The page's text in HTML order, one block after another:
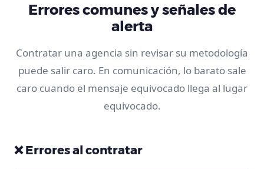
Errores comunes y señales de
alerta
Contratar una agencia sin revisar su metodología
puede salir caro. En comunicación, lo barato sale
caro cuando el mensaje equivocado llega al lugar
equivocado.
❌ Errores al contratar